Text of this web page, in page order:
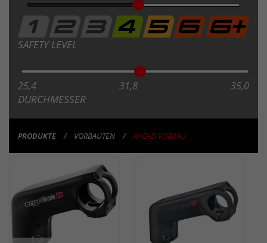
SAFETY LEVEL
25,4 31,8 35,0
DURCHMESSER
PRODUKTE VORBAUTEN AHEAD VORBAU
PRODUKTE